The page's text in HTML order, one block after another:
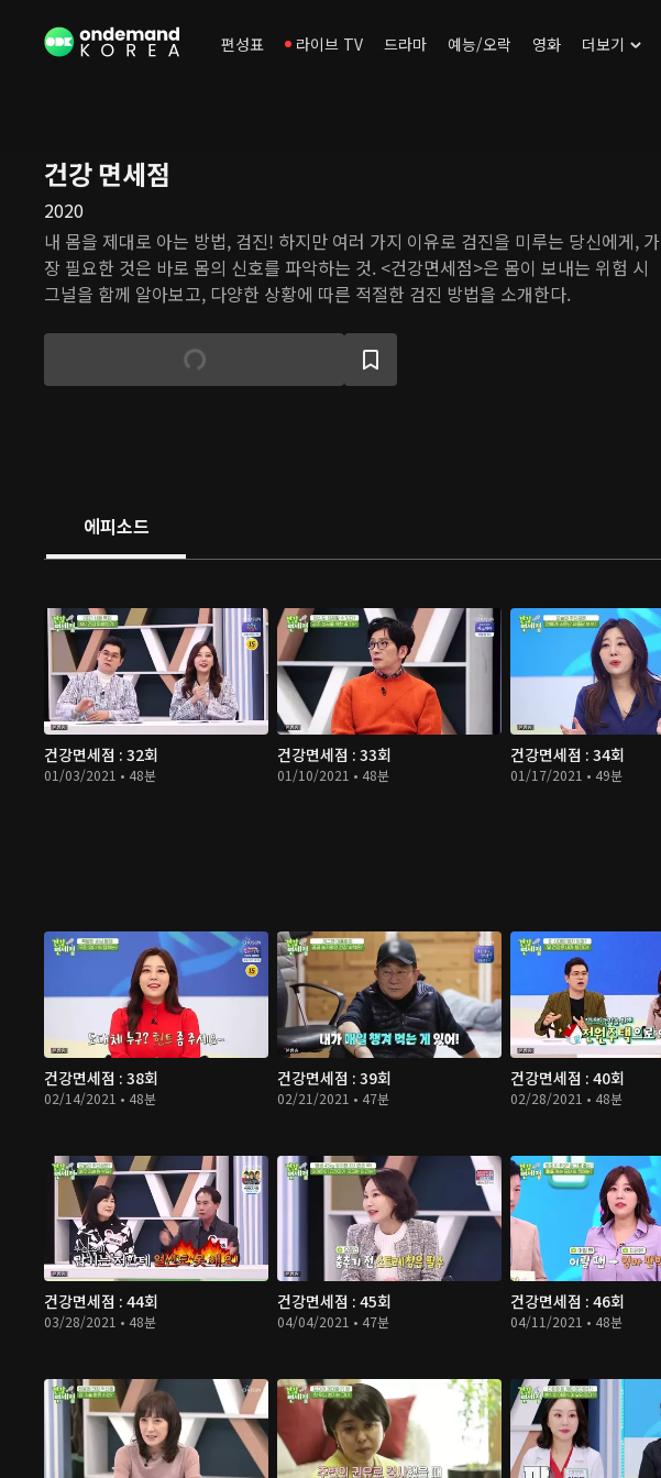
편성표 라이브 TV 드라마 예능/오락 영화 더보기
건강 면세점
2020
내 몸을 제대로 아는 방법, 검진! 하지만 여러 가지 이유로 검진을 미루는 당신에게, 가
장 필요한 것은 바로 몸의 신호를 파악하는 것. <건강면세점>은 몸이 보내는 위험 시
그널을 함께 알아보고, 다양한 상황에 따른 적절한 검진 방법을 소개한다.
에피소드
건강면세점 : 32회
01/03/2021 • 48분
건강면세점 : 33회
01/10/2021 • 48분
건강면세점 : 34회
01/17/2021 • 49분
건강면세점 : 38회
02/14/2021 • 48분
건강면세점 : 39회
02/21/2021 • 47분
건강면세점 : 40회
02/28/2021 • 48분
건강면세점 : 44회
03/28/2021 • 48분
건강면세점 : 45회
04/04/2021 • 47분
건강면세점 : 46회
04/11/2021 • 48분